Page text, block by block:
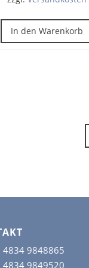
In den Warenkorb
4834 9848865
4834 9849520